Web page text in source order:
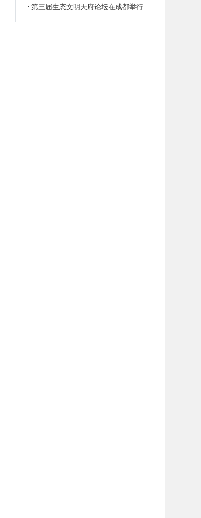
第三届生态文明天府论坛在成都举行